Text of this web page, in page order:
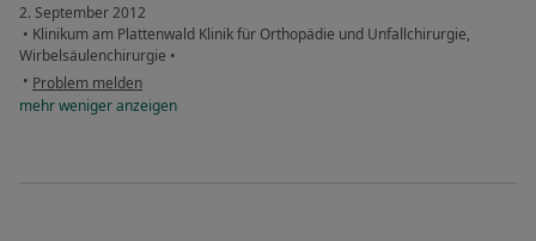
2. September 2012
• Klinikum am Plattenwald Klinik für Orthopädie und Unfallchirurgie,
Wirbelsäulenchirurgie •
• Problem melden
mehrwenigeranzeigen